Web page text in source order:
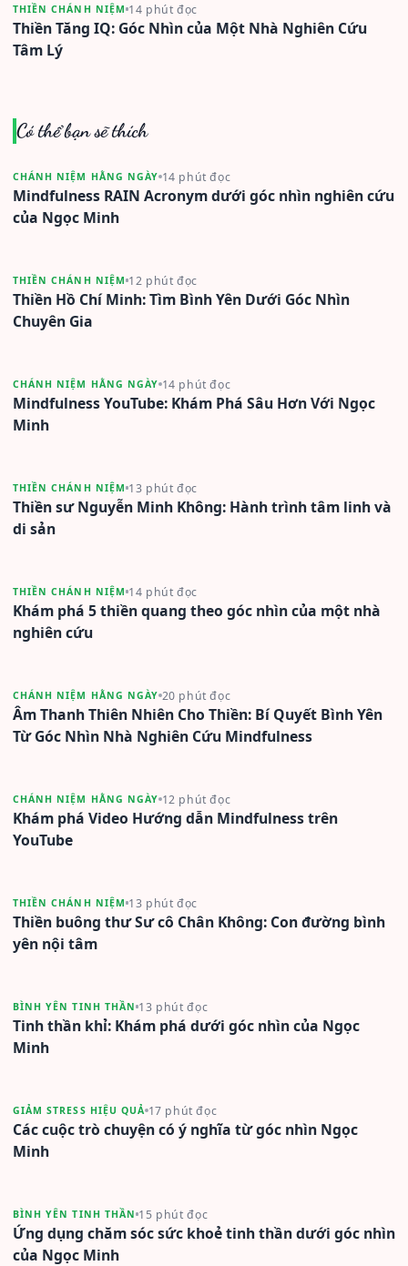
THIỀN CHÁNH NIỆM 14 phút đọc
Thiền Tăng IQ: Góc Nhìn của Một Nhà Nghiên Cứu
Tâm Lý
Có thể bạn sẽ thích
CHÁNH NIỆM HẰNG NGÀY 14 phút đọc
Mindfulness RAIN Acronym dưới góc nhìn nghiên cứu
của Ngọc Minh
THIỀN CHÁNH NIỆM 12 phút đọc
Thiền Hồ Chí Minh: Tìm Bình Yên Dưới Góc Nhìn
Chuyên Gia
CHÁNH NIỆM HẰNG NGÀY 14 phút đọc
Mindfulness YouTube: Khám Phá Sâu Hơn Với Ngọc
Minh
THIỀN CHÁNH NIỆM 13 phút đọc
Thiền sư Nguyễn Minh Không: Hành trình tâm linh và
di sản
THIỀN CHÁNH NIỆM 14 phút đọc
Khám phá 5 thiền quang theo góc nhìn của một nhà
nghiên cứu
CHÁNH NIỆM HẰNG NGÀY 20 phút đọc
Âm Thanh Thiên Nhiên Cho Thiền: Bí Quyết Bình Yên
Từ Góc Nhìn Nhà Nghiên Cứu Mindfulness
CHÁNH NIỆM HẰNG NGÀY 12 phút đọc
Khám phá Video Hướng dẫn Mindfulness trên
YouTube
THIỀN CHÁNH NIỆM 13 phút đọc
Thiền buông thư Sư cô Chân Không: Con đường bình
yên nội tâm
BÌNH YÊN TINH THẦN 13 phút đọc
Tinh thần khỉ: Khám phá dưới góc nhìn của Ngọc
Minh
GIẢM STRESS HIỆU QUẢ 17 phút đọc
Các cuộc trò chuyện có ý nghĩa từ góc nhìn Ngọc
Minh
BÌNH YÊN TINH THẦN 15 phút đọc
Ứng dụng chăm sóc sức khoẻ tinh thần dưới góc nhìn
của Ngọc Minh